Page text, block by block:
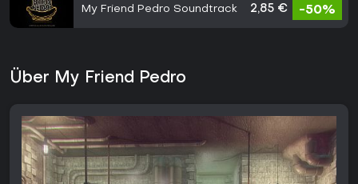
My Friend Pedro Soundtrack 2,85 € -50%
Über My Friend Pedro